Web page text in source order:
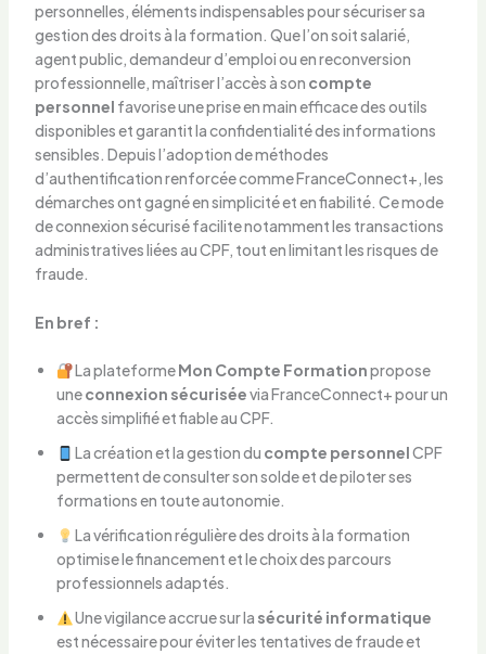
personnelles, éléments indispensables pour sécuriser sa
gestion des droits à la formation. Que l’on soit salarié,
agent public, demandeur d’emploi ou en reconversion
professionnelle, maîtriser l’accès à son compte
personnel favorise une prise en main efficace des outils
disponibles et garantit la confidentialité des informations
sensibles. Depuis l’adoption de méthodes
d’authentification renforcée comme FranceConnect+, les
démarches ont gagné en simplicité et en fiabilité. Ce mode
de connexion sécurisé facilite notamment les transactions
administratives liées au CPF, tout en limitant les risques de
fraude.
En bref :
La plateformeMon Compte Formationpropose
uneconnexion sécuriséevia FranceConnect+ pour un
accès simplifié et fiable au CPF.
La création et la gestion du compte personnelCPF
permettent de consulter son solde et de piloter ses
formations en toute autonomie.
La vérification régulière des droits à la formation
optimise le financement et le choix des parcours
professionnels adaptés.
Une vigilance accrue sur la sécurité informatique
est nécessaire pour éviter les tentatives de fraude et